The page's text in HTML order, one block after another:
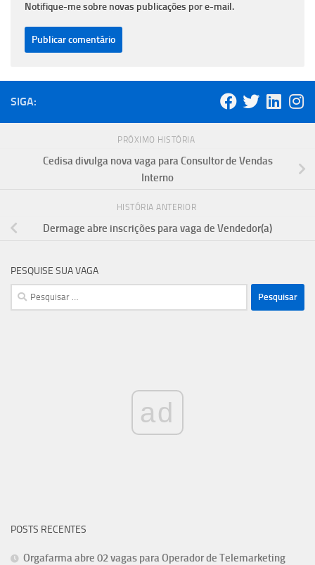
Notifique-me sobre novas publicações por e-mail.
SIGA:
PRÓXIMO HISTÓRIA
Cedisa divulga nova vaga para Consultor de Vendas
Interno
HISTÓRIA ANTERIOR
Dermage abre inscrições para vaga de Vendedor(a)
PESQUISE SUA VAGA
Pesquisar
por:
ad
POSTS RECENTES
Orgafarma abre 02 vagas para Operador de Telemarketing